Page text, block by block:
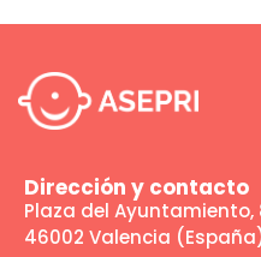
Dirección y contacto
Plaza del Ayuntamiento,
46002 Valencia